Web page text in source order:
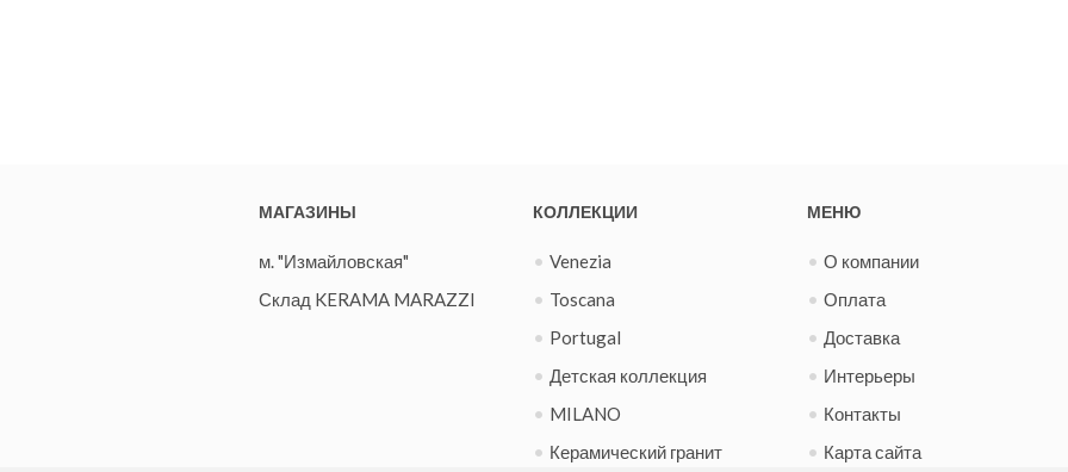
МАГАЗИНЫ
м. "Измайловская"
Склад KERAMA MARAZZI
КОЛЛЕКЦИИ
Venezia
Toscana
Portugal
Детская коллекция
MILANO
Керамический гранит
МЕНЮ
О компании
Оплата
Доставка
Интерьеры
Контакты
Карта сайта